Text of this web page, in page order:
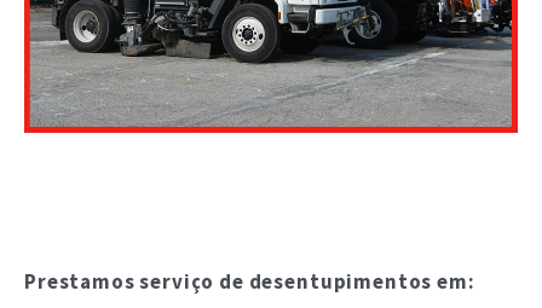
Prestamos serviço de desentupimentos em: